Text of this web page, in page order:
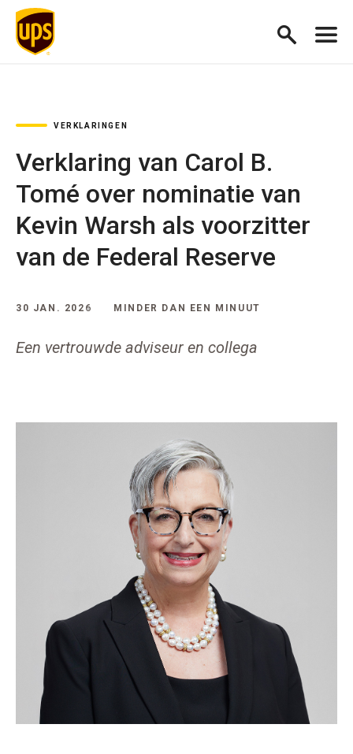
VERKLARINGEN
Verklaring van Carol B.
Tomé over nominatie van
Kevin Warsh als voorzitter
van de Federal Reserve
30 JAN. 2026 MINDER DAN EEN MINUUT
Een vertrouwde adviseur en collega